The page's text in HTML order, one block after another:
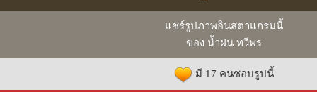
แชร์รูปภาพอินสตาแกรมนี้
ของ น้ำฝน ทวีพร
มี 17 คนชอบรูปนี้